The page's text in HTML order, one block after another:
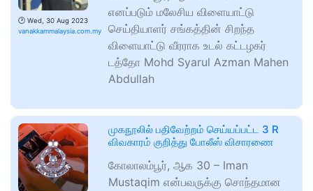
🕑 Wed, 30 Aug 2023
vanakkammalaysia.com.my
எனப்படும் மலேசிய விளையாட்டு
செய்தியாளர் சங்கத்தின் சிறந்த
விளையாட்டு வீரராக உடல் கட்டழகர்
டத்தோ Mohd Syarul Azman Mahen
Abdullah
முகநூலில் பதிவேற்றம் செய்யப்பட்ட 3 R
விவகாரம் குறித்து போலீஸ் விசாரணை
கோலாலம்பூர், ஆக 30 – Iman
Mustaqim என்பவருக்கு சொந்தமான